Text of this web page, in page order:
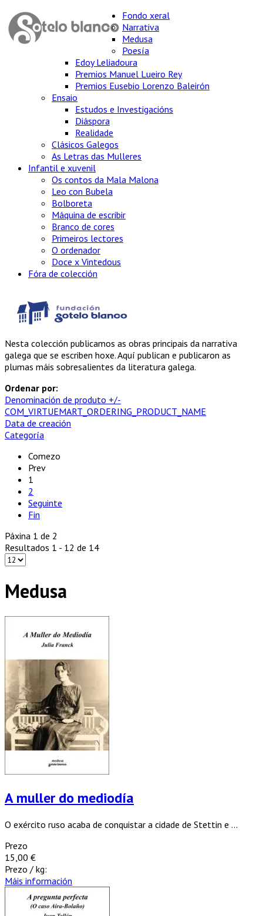
Fondo xeral
Narrativa
Medusa
Poesía
Edoy Leliadoura
Premios Manuel Lueiro Rey
Premios Eusebio Lorenzo Baleirón
Ensaio
Estudos e Investigacións
Diáspora
Realidade
Clásicos Galegos
As Letras das Mulleres
Infantil e xuvenil
Os contos da Mala Malona
Leo con Bubela
Bolboreta
Máquina de escribir
Branco de cores
Primeiros lectores
O ordenador
Doce x Vintedous
Fóra de colección
Nesta colección publicamos as obras principais da narrativa
galega que se escriben hoxe. Aquí publican e publicaron as
plumas máis sobresalientes da literatura galega.
Ordenar por:
Denominación de produto +/-
COM_VIRTUEMART_ORDERING_PRODUCT_NAME
Data de creación
Categoría
Comezo
Prev
1
2
Seguinte
Fin
Páxina 1 de 2
Resultados 1 - 12 de 14
Medusa
A muller do mediodía
O exército ruso acaba de conquistar a cidade de Stettin e ...
Prezo
15,00 €
Prezo / kg:
Máis información